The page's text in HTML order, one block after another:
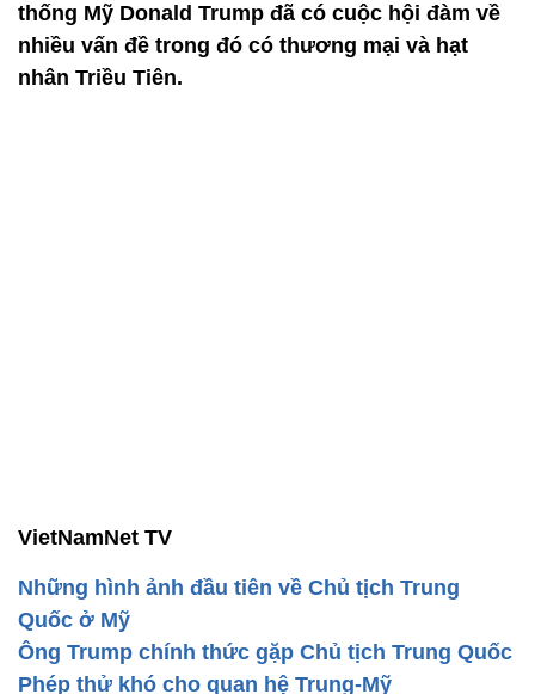
thống Mỹ Donald Trump đã có cuộc hội đàm về
nhiều vấn đề trong đó có thương mại và hạt
nhân Triều Tiên.
VietNamNet TV
Những hình ảnh đầu tiên về Chủ tịch Trung
Quốc ở Mỹ
Ông Trump chính thức gặp Chủ tịch Trung Quốc
Phép thử khó cho quan hệ Trung-Mỹ